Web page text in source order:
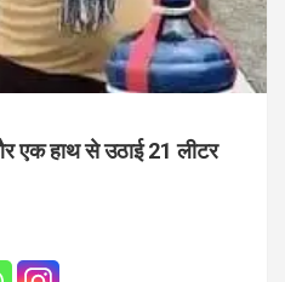
एक हाथ से उठाई 21 लीटर